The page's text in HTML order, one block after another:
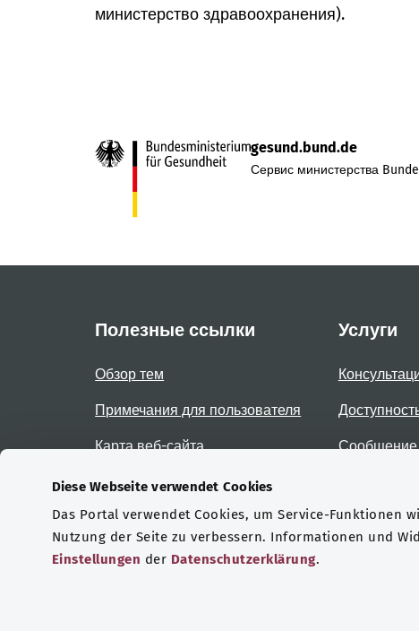
Diese Webseite verwendet Cookies
Das Portal verwendet Cookies, um Service-Funktionen
Nutzung der Seite zu verbessern. Informationen und
Einstellungen der Datenschutzerklärung.
министерство здравоохранения).
gesund.bund.de
Сервис министерства
Полезные ссылки
Обзор тем
Примечания для пользователя
Карта веб-сайта
Услуги
Сообщение
Сертификаты